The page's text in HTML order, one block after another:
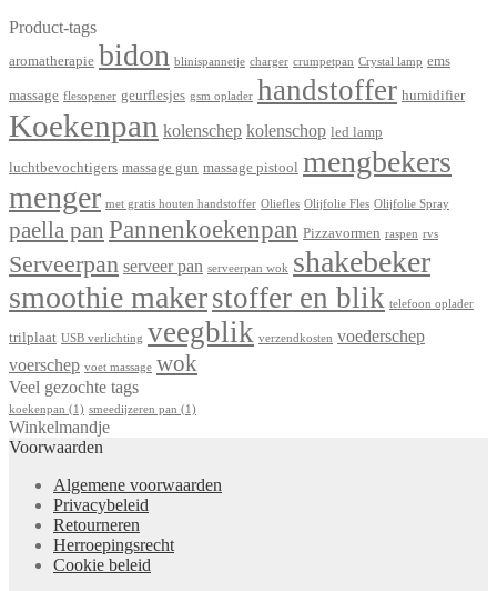
Product-tags
aromatherapie bidon blinispannetje charger crumpetpan Crystal lamp ems
massage flesopener geurflesjes gsm oplader handstoffer humidifier
Koekenpan kolenschep kolenschop led lamp
luchtbevochtigers massage gun massage pistool mengbekers
menger met gratis houten handstoffer Oliefles Olijfolie Fles Olijfolie Spray
paella pan Pannenkoekenpan Pizzavormen raspen rvs
Serveerpan serveer pan serveerpan wok shakebeker
smoothie makerstoffer en blik telefoon oplader
trilplaat USB verlichting veegblik verzendkosten voederschep
voerschep voet massage wok
Veel gezochte tags
koekenpan (1) smeedijzeren pan (1)
Winkelmandje
Voorwaarden
Algemene voorwaarden
Privacybeleid
Retourneren
Herroepingsrecht
Cookie beleid